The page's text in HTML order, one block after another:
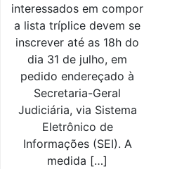
interessados em compor
a lista tríplice devem se
inscrever até as 18h do
dia 31 de julho, em
pedido endereçado à
Secretaria-Geral
Judiciária, via Sistema
Eletrônico de
Informações (SEI). A
medida […]